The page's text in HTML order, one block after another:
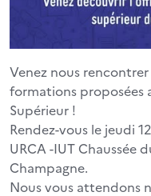
Venez nous
formations proposées
Supérieur !
Rendez-vous le jeudi
URCA -IUT Chaussée
Champagne.
Nous vous attendons